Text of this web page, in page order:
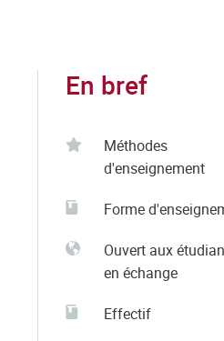
En bref
Méthodes
d'enseignement
Forme
Ouvert aux
en échange
Effectif